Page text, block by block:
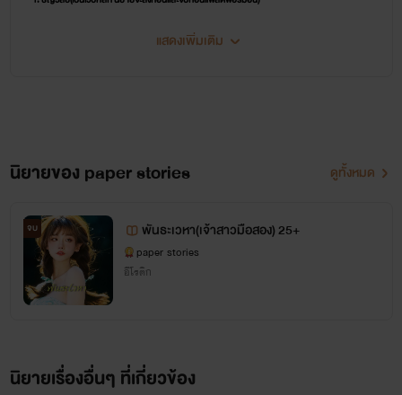
2. รีดอะไรท์(เป็นเว็ปที่ลงเพื่อแนะนำนิยาย และให้อ่านห้าตอนแรกฟรี ทำให้ง่ายต่อการตัดสินใจกดอีบุ๊ก
tiktok : rainbowstories
Facebook : https://www.facebook.com/paper.stories.2024
แสดงเพิ่มเติม
นิยายของ paper stories ดูทั้งหมด
จบ พันธะเวหา(เจ้าสาวมือสอง) 25+
paper stories
อีโรติก
นิยายเรื่องอื่นๆ ที่เกี่ยวข้อง